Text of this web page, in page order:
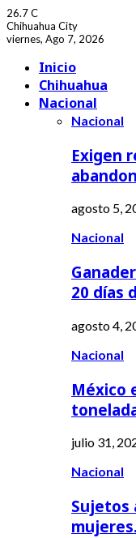
26.7C
Chihuahua City
viernes, Ago 7, 2026
Inicio
Chihuahua
Nacional
Nacional
Exigen
agosto 5,
Nacional
20 días
agosto 4,
Nacional
México
julio 31,
Nacional
Sujetos